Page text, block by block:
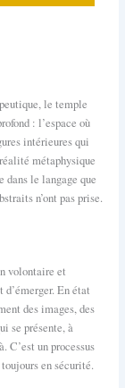
le temple
: l’espace où
intérieures qui
métaphysique
le langage que
n’ont pas prise.
volontaire et
En état
des images, des
se présente, à
C’est un processus
en sécurité.